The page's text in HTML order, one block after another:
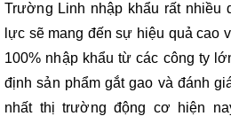
Trường Linh nhập khẩu rất nhiều
lực sẽ mang đến sự hiệu quả cao
100% nhập khẩu từ các công ty
định sản phẩm gắt gao và đánh
nhất thị trường động cơ hiện